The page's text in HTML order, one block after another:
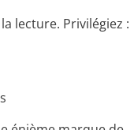
lecture. Privilégiez :